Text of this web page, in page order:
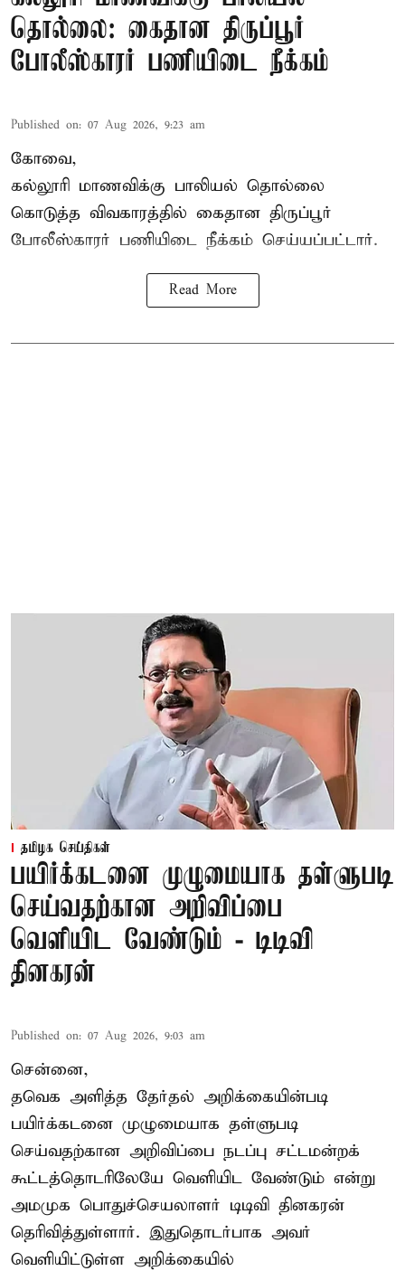
தொல்லை: கைதான திருப்பூர்
போலீஸ்காரர் பணியிடை நீக்கம்
Published on: 07 Aug 2026, 9:23 am
கோவை,
கல்லூரி மாணவிக்கு பாலியல் தொல்லை
கொடுத்த விவகாரத்தில் கைதான திருப்பூர்
போலீஸ்காரர் பணியிடை நீக்கம் செய்யப்பட்டார்.
Read More
தமிழக செய்திகள்
பயிர்க்கடனை முழுமையாக தள்ளுபடி
செய்வதற்கான அறிவிப்பை
வெளியிட வேண்டும் - டிடிவி
தினகரன்
Published on: 07 Aug 2026, 9:03 am
சென்னை,
தவெக அளித்த தேர்தல் அறிக்கையின்படி
பயிர்க்கடனை முழுமையாக தள்ளுபடி
செய்வதற்கான அறிவிப்பை நடப்பு சட்டமன்றக்
கூட்டத்தொடரிலேயே வெளியிட வேண்டும் என்று
அமமுக பொதுச்செயலாளர் டிடிவி தினகரன்
தெரிவித்துள்ளார். இதுதொடர்பாக அவர்
வெளியிட்டுள்ள அறிக்கையில்